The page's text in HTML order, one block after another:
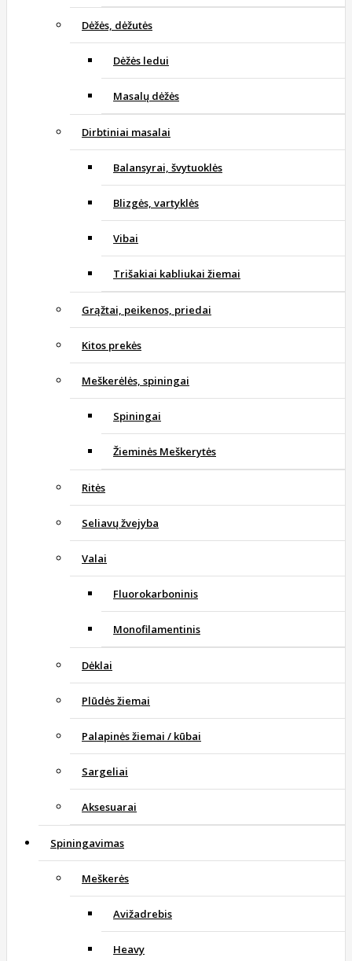
Dėžės, dėžutės
Dėžės ledui
Masalų dėžės
Dirbtiniai masalai
Balansyrai, švytuoklės
Blizgės, vartyklės
Vibai
Trišakiai kabliukai žiemai
Grąžtai, peikenos, priedai
Kitos prekės
Meškerėlės, spiningai
Spiningai
Žieminės Meškerytės
Ritės
Seliavų žvejyba
Valai
Fluorokarboninis
Monofilamentinis
Dėklai
Plūdės žiemai
Palapinės žiemai / kūbai
Sargeliai
Aksesuarai
Spiningavimas
Meškerės
Avižadrebis
Heavy